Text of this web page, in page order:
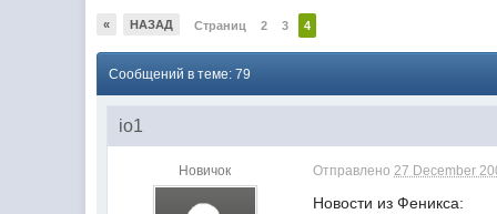
« НАЗАД Страниц 2 3 4
Сообщений в теме: 79
io1
Новичок Отправлено27 December
Новости из Феникса: